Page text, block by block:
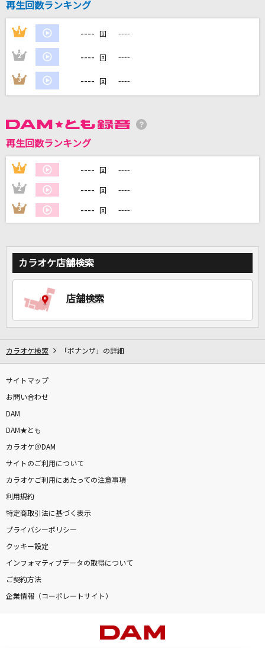
イルカ
カラオケ最新情報をチェック！
再生回数ランキング
1 ---- 回 ----
2 ---- 回 ----
3 ---- 回 ----
再生回数ランキング
1 ---- 回 ----
2 ---- 回 ----
3 ---- 回 ----
カラオケ店舗検索
店舗検索
カラオケ検索 「ボナンザ」の詳細
サイトマップ
お問い合わせ
DAM
DAM★とも
カラオケ＠DAM
サイトのご利用について
カラオケご利用にあたっての注意事項
利用規約
特定商取引法に基づく表示
プライバシーポリシー
クッキー設定
インフォマティブデータの取得について
ご契約方法
企業情報（コーポレートサイト）